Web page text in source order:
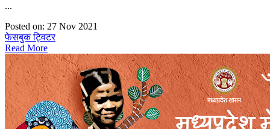
...
Posted on: 27 Nov 2021
फेसबुकट्विटर
Read More